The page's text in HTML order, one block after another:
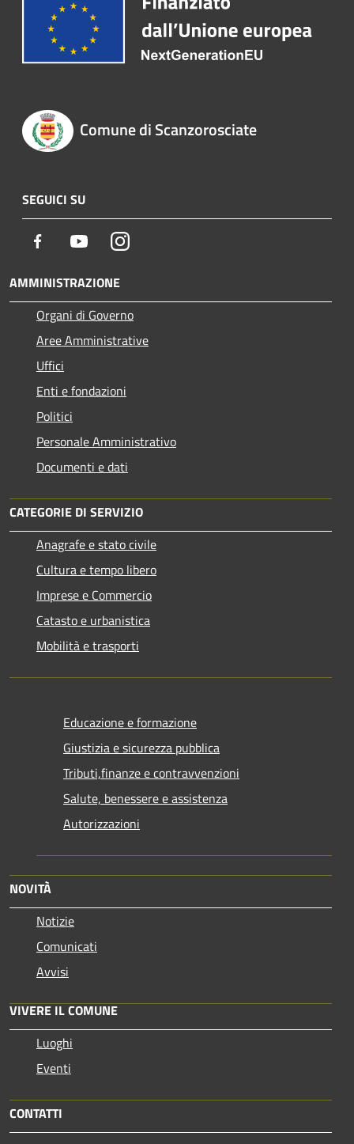
Comune di Scanzorosciate
SEGUICI SU
Facebook YoutubeInstagram
AMMINISTRAZIONE
Organi di Governo
Aree Amministrative
Uffici
Enti e fondazioni
Politici
Personale Amministrativo
Documenti e dati
CATEGORIE DI SERVIZIO
Anagrafe e stato civile
Cultura e tempo libero
Imprese e Commercio
Catasto e urbanistica
Mobilità e trasporti
Educazione e formazione
Giustizia e sicurezza pubblica
Tributi,finanze e contravvenzioni
Salute, benessere e assistenza
Autorizzazioni
NOVITÀ
Notizie
Comunicati
Avvisi
VIVERE IL COMUNE
Luoghi
Eventi
CONTATTI